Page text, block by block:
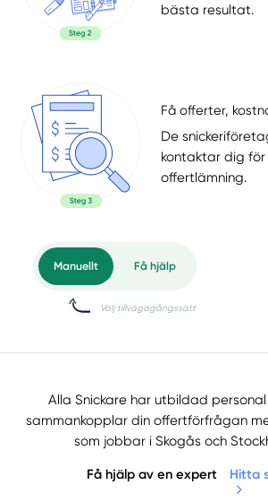
bästa resultat.
Få offerter,
De
kontaktar dig
offertlämning.
Alla Snickare har utbildad
sammankopplar din offertförfrågan
som jobbar i Skogås och
Få hjälp av en expert Hitta